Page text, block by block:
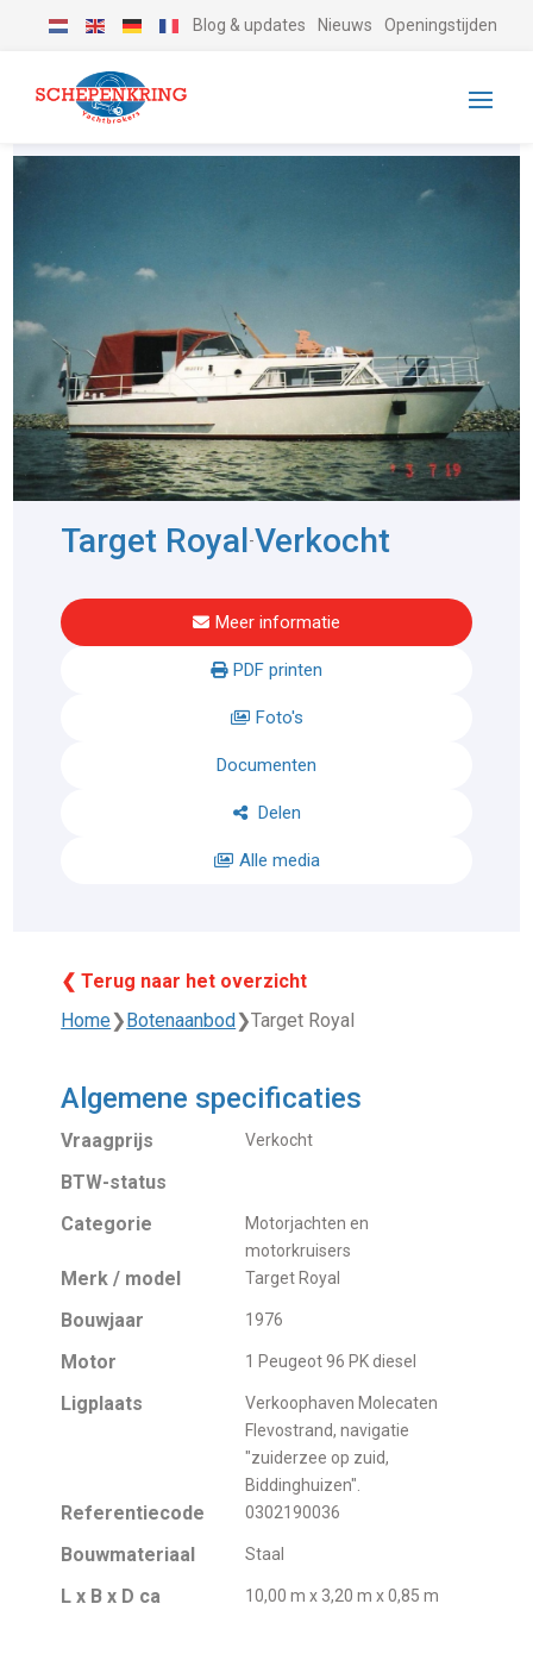
Blog & updates Nieuws Openingstijden
Target Royal-Verkocht
Meer informatie
PDF printen
Foto's
Documenten
Delen
Alle media
❮ Terug naar het overzicht
Home❯Botenaanbod❯Target Royal
Algemene specificaties
Vraagprijs Verkocht
BTW-status
Categorie
Motorjachten en
motorkruisers
Merk / model Target Royal
Bouwjaar 1976
Motor 1 Peugeot 96 PK diesel
Ligplaats
Verkoophaven Molecaten
Flevostrand, navigatie
"zuiderzee op zuid,
Biddinghuizen".
Referentiecode 0302190036
Bouwmateriaal Staal
L x B x D ca 10,00 m x 3,20 m x 0,85 m